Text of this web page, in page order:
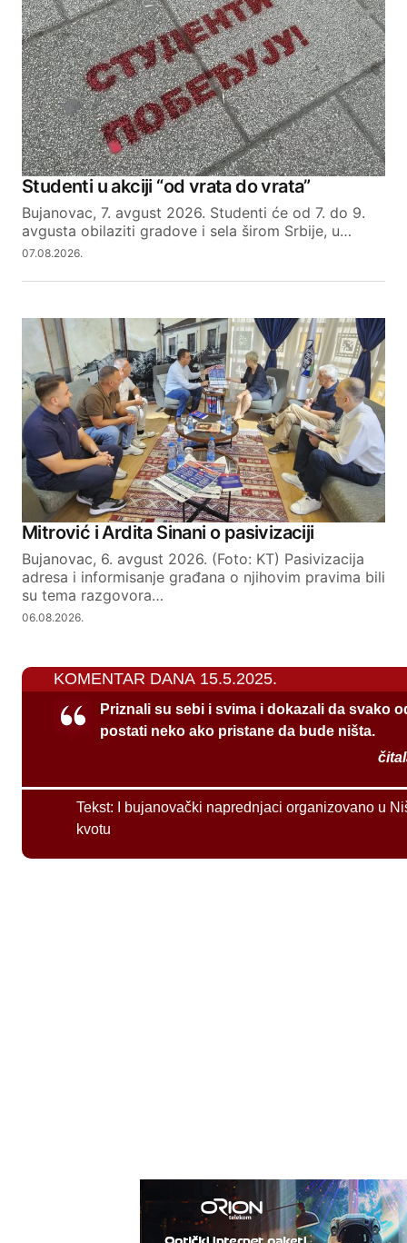
Studenti u akciji “od vrata do vrata”
Bujanovac, 7. avgust 2026. Studenti će od 7. do 9.
avgusta obilaziti gradove i sela širom Srbije, u…
07.08.2026.
Mitrović i Ardita Sinani o pasivizaciji
Bujanovac, 6. avgust 2026. (Foto: KT) Pasivizacija
adresa i informisanje građana o njihovim pravima bili
su tema razgovora…
06.08.2026.
KOMENTAR DANA 15.5.2025.
Priznali su sebi i svima i dokazali da svako
postati neko ako pristane da bude ništa.
Tekst:
I bujanovački naprednjaci organizovano u
kvotu